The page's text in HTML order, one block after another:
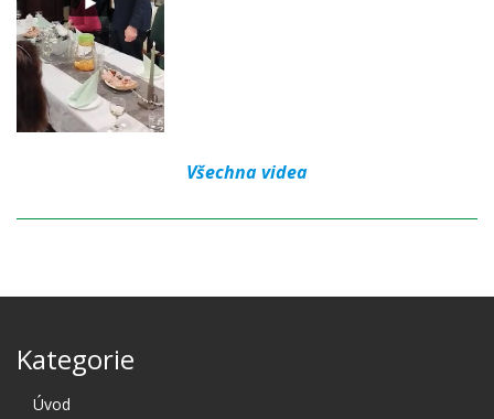
Všechna videa
Kategorie
Úvod